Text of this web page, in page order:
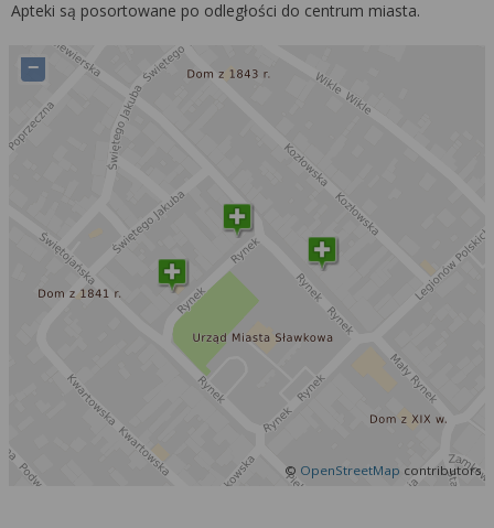
Apteki są posortowane po odległości do centrum miasta.
−
© OpenStreetMap contributors
Więcej informacji na temat wykorzystywania
znajdziesz w
Regulaminie Serwisu